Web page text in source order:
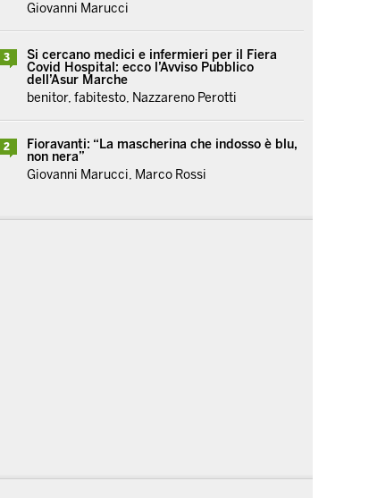
Giovanni Marucci
3
Si cercano medici e infermieri per il Fiera
Covid Hospital: ecco l’Avviso Pubblico
dell’Asur Marche
benitor, fabitesto, Nazzareno Perotti
2
Fioravanti: “La mascherina che indosso è blu,
non nera”
Giovanni Marucci, Marco Rossi